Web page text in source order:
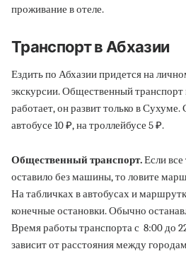
проживание в отеле.
Транспорт в Абхазии
Ездить по Абхазии придется на
экскурсии. Общественный
работает, он развит только в
автобусе 10 ₽, на троллейбусе 5 ₽.
Общественный транспорт.Если все
оставило без машины, то ловите
На табличках в автобусах и
конечные остановки. Обычно
Время работы транспорта с 8:00 до
зависит от расстояния между